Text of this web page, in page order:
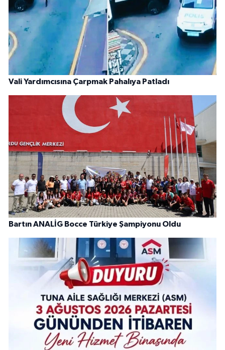
Vali Yardımcısına Çarpmak Pahalıya Patladı
Bartın ANALİG Bocce Türkiye Şampiyonu Oldu